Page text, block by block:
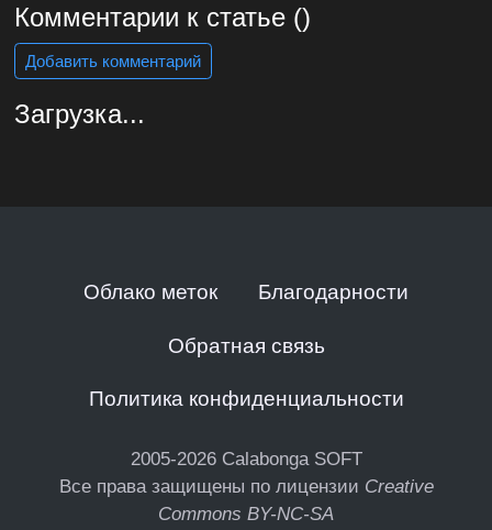
Комментарии к статье ()
Добавить комментарий
Загрузка...
Облако меток Благодарности
Обратная связь
Политика конфиденциальности
2005-2026 Calabonga SOFT
Все права защищены по лицензии Creative
Commons BY-NC-SA